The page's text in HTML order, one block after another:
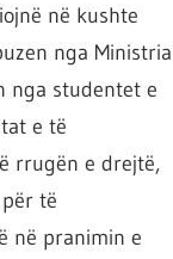
në kushte
nga Ministria
nga studentet e
e të
rrugën e drejtë,
të
në pranimin e